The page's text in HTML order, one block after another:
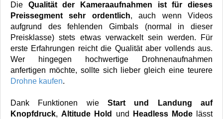
Die Qualität der Kameraaufnahmen ist für dieses
Preissegment sehr ordentlich, auch wenn Videos
aufgrund des fehlenden Gimbals (normal in dieser
Preisklasse) stets etwas verwackelt sein werden. Für
erste Erfahrungen reicht die Qualität aber vollends aus.
Wer hingegen hochwertige Drohnenaufnahmen
anfertigen möchte, sollte sich lieber gleich eine teurere
Drohne kaufen.
Dank Funktionen wie Start und Landung auf
Knopfdruck,Altitude Hold und Headless Modelässt